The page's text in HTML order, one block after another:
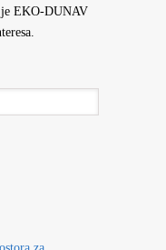
je EKO-DUNAV